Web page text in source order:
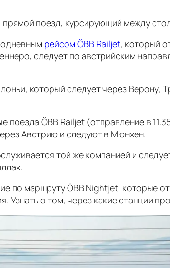
поезд, курсирующий между
рейсом ÖBB Railjet, который
следует по австрийским
который следует через Верону,
ÖBB Railjet (отправление в
Австрию и следуют в Мюнхен.
той же компанией и
по маршруту ÖBB Nightjet, которые
о том, через какие станции